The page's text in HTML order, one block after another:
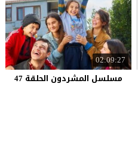
02:09:27
مسلسل المشردون الحلقة 47